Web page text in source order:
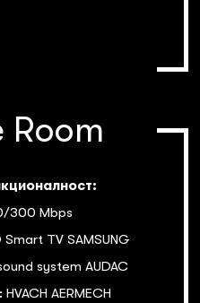
Room
300 Mbps
TV SAMSUNG
system AUDAC
AERMECH